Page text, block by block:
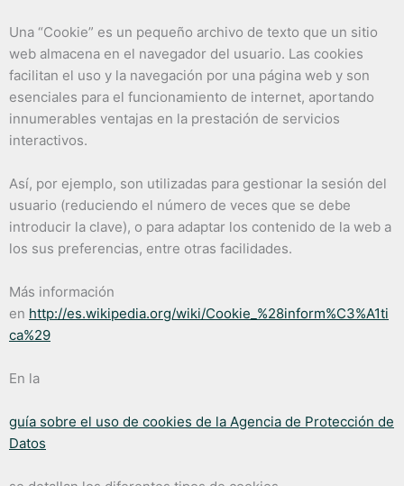
Una “Cookie” es un pequeño archivo de texto que un sitio
web almacena en el navegador del usuario. Las cookies
facilitan el uso y la navegación por una página web y son
esenciales para el funcionamiento de internet, aportando
innumerables ventajas en la prestación de servicios
interactivos.
Así, por ejemplo, son utilizadas para gestionar la sesión del
usuario (reduciendo el número de veces que se debe
introducir la clave), o para adaptar los contenido de la web a
los sus preferencias, entre otras facilidades.
Más información
en http://es.wikipedia.org/wiki/Cookie_%28inform%C3%A1ti
ca%29
En la
guía sobre el uso de cookies de la Agencia de Protección de
Datos